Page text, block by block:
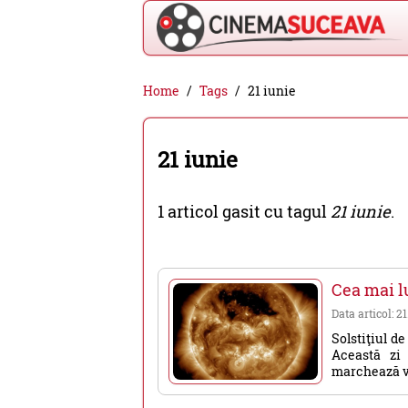
Cinema
Suceava
-
filme
cinema,
evenimente
din
Suceava
Home Tags 21 iunie
21 iunie
1 articol gasit cu tagul 21 iunie.
Cea mai
Data articol:
Solstiţiul de
Această
marchează